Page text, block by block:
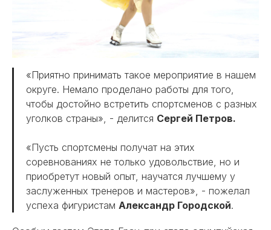
«Приятно принимать такое мероприятие в нашем
округе. Немало проделано работы для того,
чтобы достойно встретить спортсменов с разных
уголков страны», - делится Сергей Петров.
«Пусть спортсмены получат на этих
соревнованиях не только удовольствие, но и
приобретут новый опыт, научатся лучшему у
заслуженных тренеров и мастеров», - пожелал
успеха фигуристам Александр Городской.